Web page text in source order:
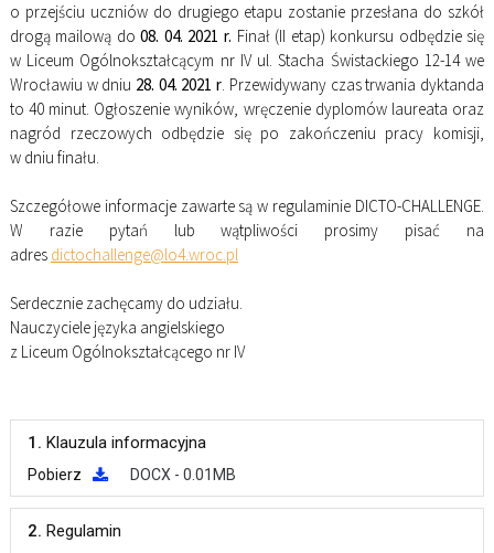
o przejściu uczniów do drugiego etapu zostanie przesłana do szkół
drogą mailową do08. 04. 2021 r. Finał (II etap) konkursu odbędzie się
w Liceum Ogólnokształcącym nr IV ul. Stacha Świstackiego 12-14 we
Wrocławiu w dniu 28. 04. 2021 r. Przewidywany czas trwania dyktanda
to 40 minut. Ogłoszenie wyników, wręczenie dyplomów laureata oraz
nagród rzeczowych odbędzie się po zakończeniu pracy komisji,
w dniu finału.
Szczegółowe informacje zawarte są w regulaminie DICTO-CHALLENGE.
W razie pytań lub wątpliwości prosimy pisać na
adres dictochallenge@lo4.wroc.pl
Serdecznie zachęcamy do udziału.
Nauczyciele języka angielskiego
z Liceum Ogólnokształcącego nr IV
1. Klauzula informacyjna
Pobierz DOCX - 0.01MB
2. Regulamin